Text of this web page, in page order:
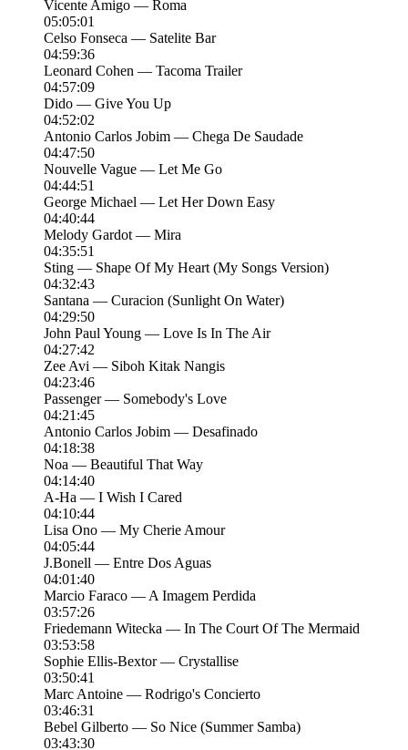
Vicente Amigo — Roma
05:05:01
Celso Fonseca — Satelite Bar
04:59:36
Leonard Cohen — Tacoma Trailer
04:57:09
Dido — Give You Up
04:52:02
Antonio Carlos Jobim — Chega De Saudade
04:47:50
Nouvelle Vague — Let Me Go
04:44:51
George Michael — Let Her Down Easy
04:40:44
Melody Gardot — Mira
04:35:51
Sting — Shape Of My Heart (My Songs Version)
04:32:43
Santana — Curacion (Sunlight On Water)
04:29:50
John Paul Young — Love Is In The Air
04:27:42
Zee Avi — Siboh Kitak Nangis
04:23:46
Passenger — Somebody's Love
04:21:45
Antonio Carlos Jobim — Desafinado
04:18:38
Noa — Beautiful That Way
04:14:40
A-Ha — I Wish I Cared
04:10:44
Lisa Ono — My Cherie Amour
04:05:44
J.Bonell — Entre Dos Aguas
04:01:40
Marcio Faraco — A Imagem Perdida
03:57:26
Friedemann Witecka — In The Court Of The Mermaid
03:53:58
Sophie Ellis-Bextor — Crystallise
03:50:41
Marc Antoine — Rodrigo's Concierto
03:46:31
Bebel Gilberto — So Nice (Summer Samba)
03:43:30